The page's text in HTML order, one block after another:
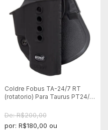
Coldre Fobus TA-24/7 RT
(rotatorio) Para Taurus PT24/7
De: R$200,00
por: R$180,00 ou